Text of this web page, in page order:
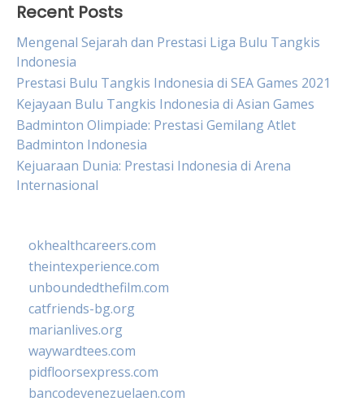
Recent Posts
Mengenal Sejarah dan Prestasi Liga Bulu Tangkis
Indonesia
Prestasi Bulu Tangkis Indonesia di SEA Games 2021
Kejayaan Bulu Tangkis Indonesia di Asian Games
Badminton Olimpiade: Prestasi Gemilang Atlet
Badminton Indonesia
Kejuaraan Dunia: Prestasi Indonesia di Arena
Internasional
okhealthcareers.com
theintexperience.com
unboundedthefilm.com
catfriends-bg.org
marianlives.org
waywardtees.com
pidfloorsexpress.com
bancodevenezuelaen.com